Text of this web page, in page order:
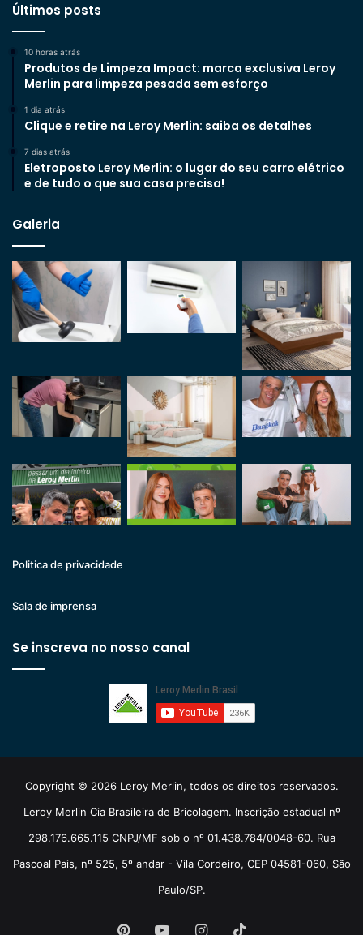
Últimos posts
10 horas atrás
Produtos de Limpeza Impact: marca exclusiva Leroy
Merlin para limpeza pesada sem esforço
1 dia atrás
Clique e retire na Leroy Merlin: saiba os detalhes
7 dias atrás
Eletroposto Leroy Merlin: o lugar do seu carro elétrico
e de tudo o que sua casa precisa!
Galeria
Politica de privacidade
Sala de imprensa
Se inscreva no nosso canal
Copyright © 2026 Leroy Merlin, todos os direitos reservados.
Leroy Merlin Cia Brasileira de Bricolagem. Inscrição estadual nº
298.176.665.115 CNPJ/MF sob o nº 01.438.784/0048-60. Rua
Pascoal Pais, nº 525, 5º andar - Vila Cordeiro, CEP 04581-060, São
Paulo/SP.
PinterestYouTubeInstagram